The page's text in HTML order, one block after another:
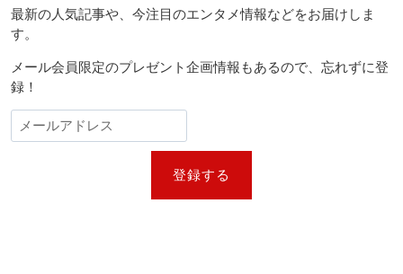
最新の人気記事や、今注目のエンタメ情報などをお届けしま
す。
メール会員限定のプレゼント企画情報もあるので、忘れずに登
録！
登録する